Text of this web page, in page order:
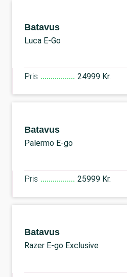
Batavus
Luca E-Go
Pris 24999 Kr.
Batavus
Palermo E-go
Pris 25999 Kr.
Batavus
Razer E-go Exclusive